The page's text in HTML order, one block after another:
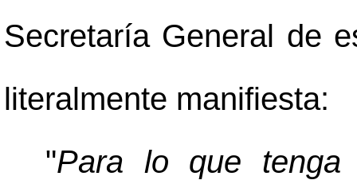
Secretaría General de
literalmente manifiesta:
"Para lo que tenga